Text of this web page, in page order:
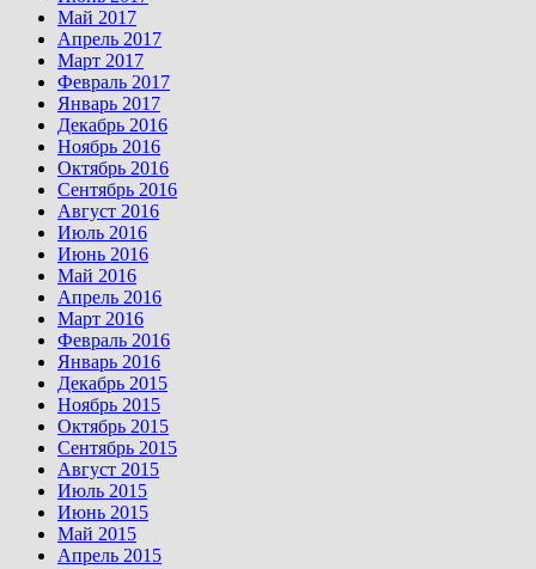
Май 2017
Апрель 2017
Март 2017
Февраль 2017
Январь 2017
Декабрь 2016
Ноябрь 2016
Октябрь 2016
Сентябрь 2016
Август 2016
Июль 2016
Июнь 2016
Май 2016
Апрель 2016
Март 2016
Февраль 2016
Январь 2016
Декабрь 2015
Ноябрь 2015
Октябрь 2015
Сентябрь 2015
Август 2015
Июль 2015
Июнь 2015
Май 2015
Апрель 2015